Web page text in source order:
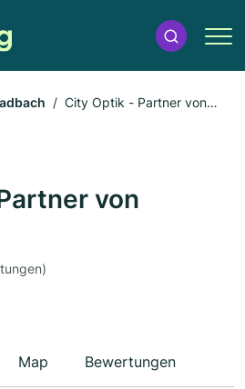
City Optik - Partner von
von
Map Bewertungen